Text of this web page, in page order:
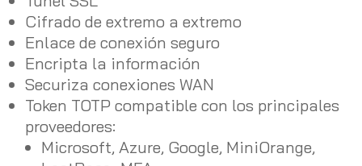
Cifrado de extremo a extremo
Enlace de conexión seguro
Encripta la información
Securiza conexiones WAN
Token TOTP compatible con los principales
proveedores:
Microsoft, Azure, Google, MiniOrange,